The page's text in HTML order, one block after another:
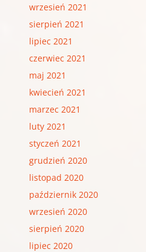
wrzesień 2021
sierpień 2021
lipiec 2021
czerwiec 2021
maj 2021
kwiecień 2021
marzec 2021
luty 2021
styczeń 2021
grudzień 2020
listopad 2020
październik 2020
wrzesień 2020
sierpień 2020
lipiec 2020